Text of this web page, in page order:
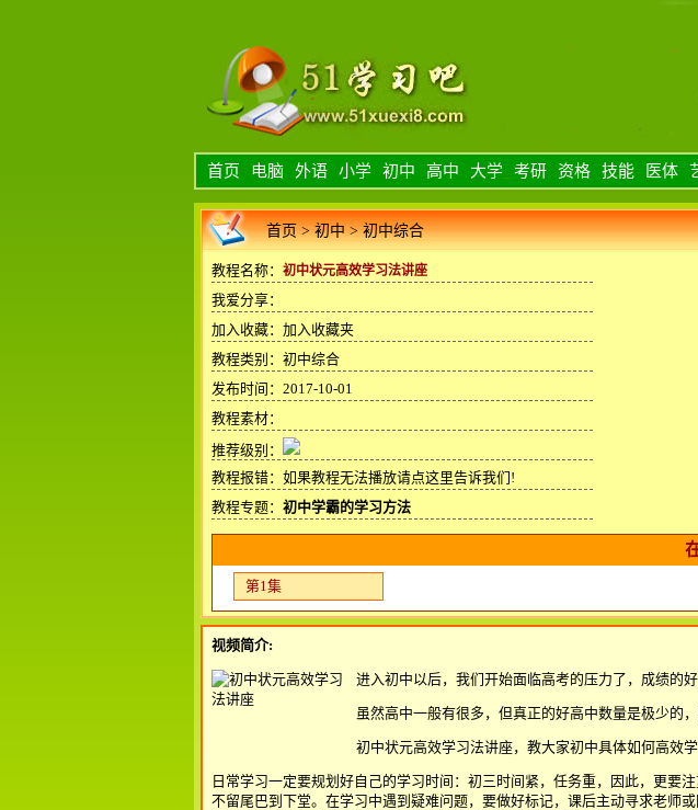
首页 电脑 外语 小学 初中 高中 大学 考研 资格 技能 医体
首页>初中>初中综合
教程名称： 初中状元高效学习法讲座
我爱分享：
加入收藏： 加入收藏夹
教程类别：初中综合
发布时间：2017-10-01
教程素材：
推荐级别：
教程报错： 如果教程无法播放请点这里告诉我们!
教程专题： 初中学霸的学习方法
第1集
视频简介:
进入初中以后，我们开始面临高考的压力了，成绩的
虽然高中一般有很多，但真正的好高中数量是极少的
初中状元高效学习法讲座，教大家初中具体如何高效学
日常学习一定要规划好自己的学习时间：初三时间紧，任务重，因此，更要
不留尾巴到下堂。在学习中遇到疑难问题，要做好标记，课后主动寻求老师